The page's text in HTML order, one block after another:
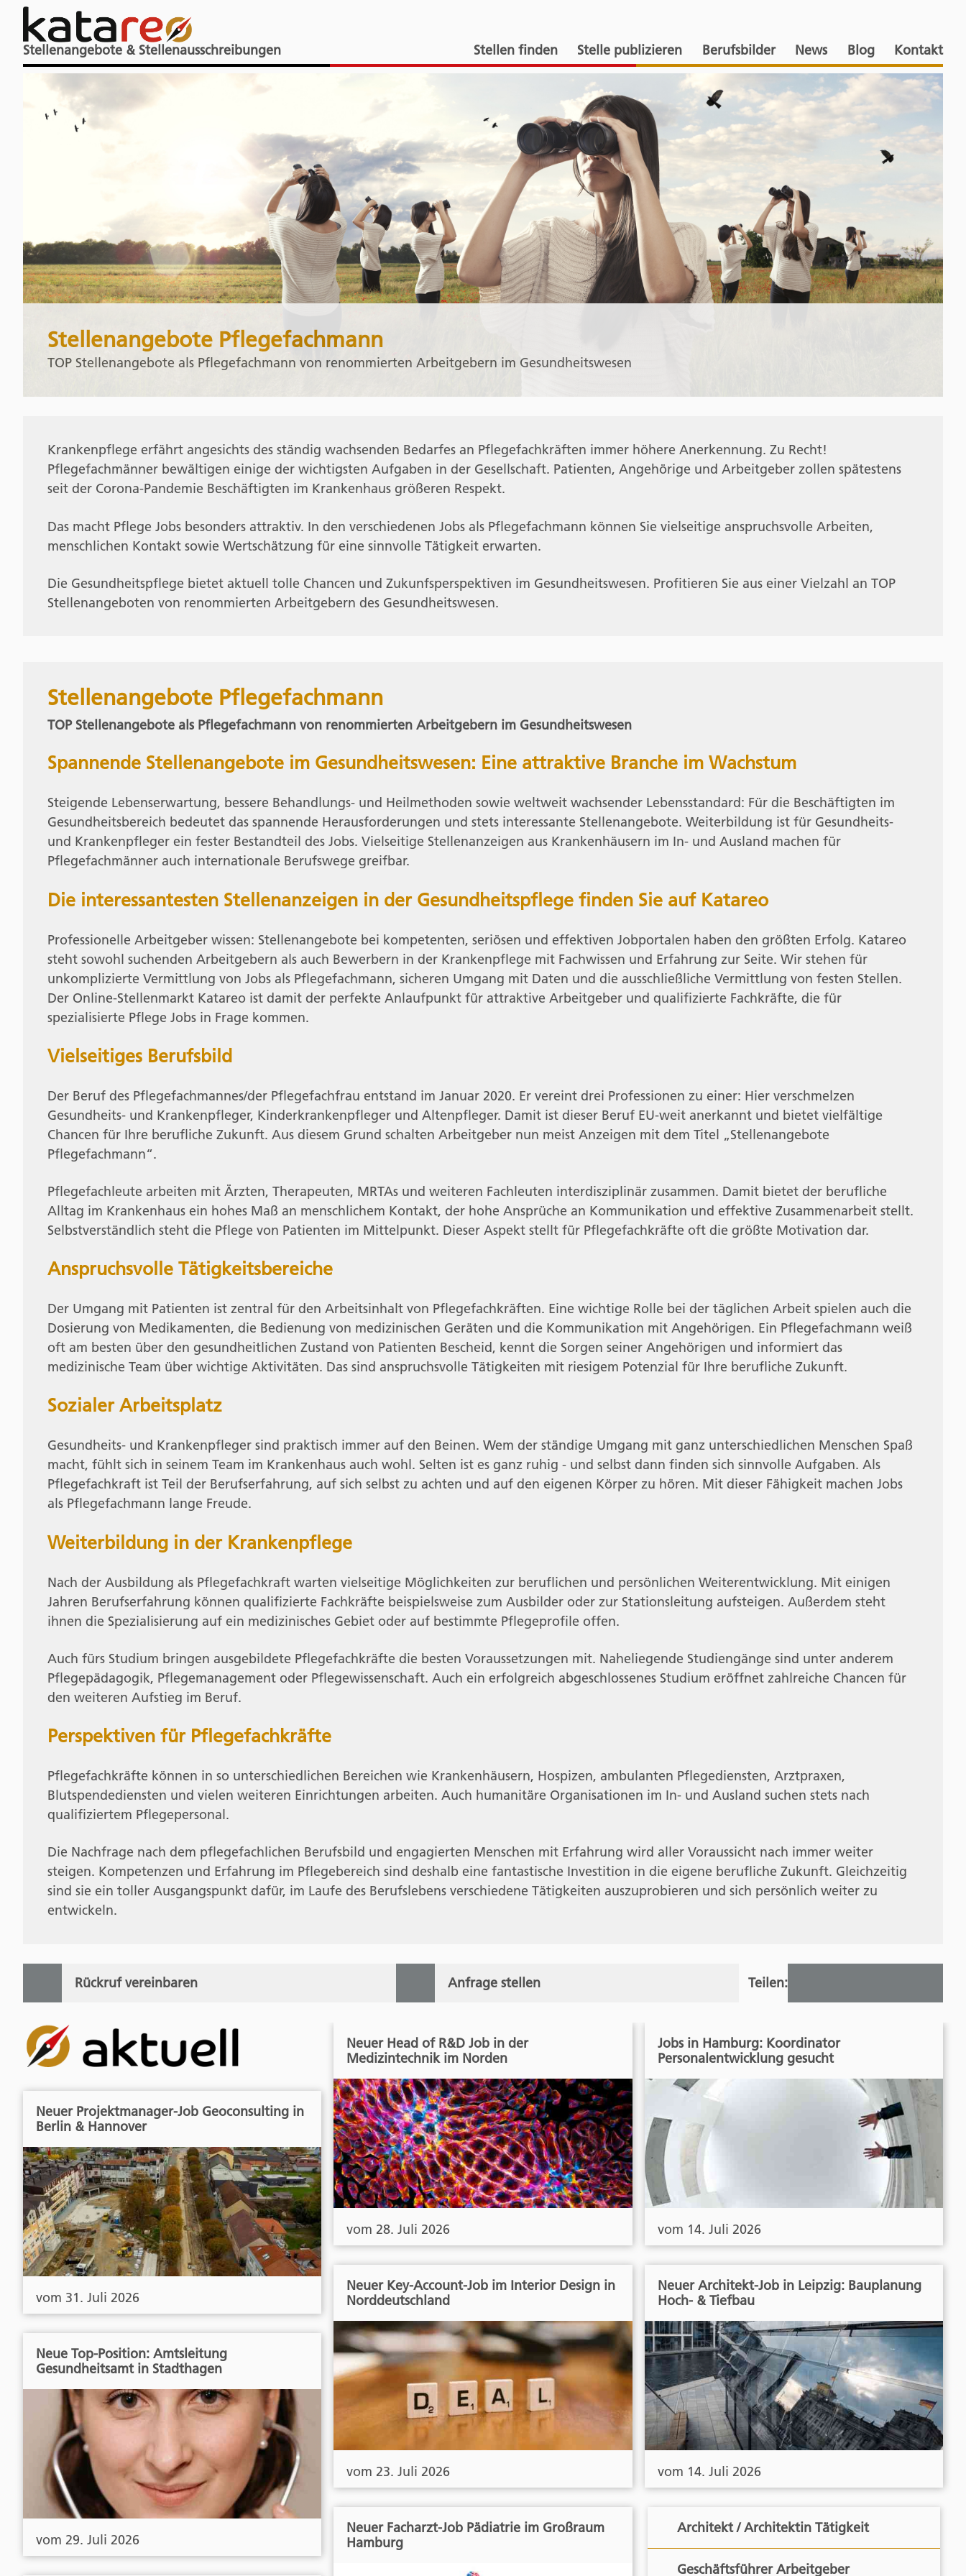
Stellenangebote & Stellenausschreibungen Stellen finden Stelle publizieren Berufsbilder News Blog Kontakt
Stellenangebote Pflegefachmann
TOP Stellenangebote als Pflegefachmann von renommierten Arbeitgebern im Gesundheitswesen
Krankenpflege erfährt angesichts des ständig wachsenden Bedarfes an Pflegefachkräften immer höhere Anerkennung. Zu Recht!
Pflegefachmänner bewältigen einige der wichtigsten Aufgaben in der Gesellschaft. Patienten, Angehörige und Arbeitgeber zollen spätestens
seit der Corona-Pandemie Beschäftigten im Krankenhaus größeren Respekt.
Das macht Pflege Jobs besonders attraktiv. In den verschiedenen Jobs als Pflegefachmann können Sie vielseitige anspruchsvolle Arbeiten,
menschlichen Kontakt sowie Wertschätzung für eine sinnvolle Tätigkeit erwarten.
Die Gesundheitspflege bietet aktuell tolle Chancen und Zukunfsperspektiven im Gesundheitswesen. Profitieren Sie aus einer Vielzahl an TOP
Stellenangeboten von renommierten Arbeitgebern des Gesundheitswesen.
Stellenangebote Pflegefachmann
TOP Stellenangebote als Pflegefachmann von renommierten Arbeitgebern im Gesundheitswesen
Spannende Stellenangebote im Gesundheitswesen: Eine attraktive Branche im Wachstum
Steigende Lebenserwartung, bessere Behandlungs- und Heilmethoden sowie weltweit wachsender Lebensstandard: Für die Beschäftigten im
Gesundheitsbereich bedeutet das spannende Herausforderungen und stets interessante Stellenangebote. Weiterbildung ist für Gesundheits-
und Krankenpfleger ein fester Bestandteil des Jobs. Vielseitige Stellenanzeigen aus Krankenhäusern im In- und Ausland machen für
Pflegefachmänner auch internationale Berufswege greifbar.
Die interessantesten Stellenanzeigen in der Gesundheitspflege finden Sie auf Katareo
Professionelle Arbeitgeber wissen: Stellenangebote bei kompetenten, seriösen und effektiven Jobportalen haben den größten Erfolg. Katareo
steht sowohl suchenden Arbeitgebern als auch Bewerbern in der Krankenpflege mit Fachwissen und Erfahrung zur Seite. Wir stehen für
unkomplizierte Vermittlung von Jobs als Pflegefachmann, sicheren Umgang mit Daten und die ausschließliche Vermittlung von festen Stellen.
Der Online-Stellenmarkt Katareo ist damit der perfekte Anlaufpunkt für attraktive Arbeitgeber und qualifizierte Fachkräfte, die für
spezialisierte Pflege Jobs in Frage kommen.
Vielseitiges Berufsbild
Der Beruf des Pflegefachmannes/der Pflegefachfrau entstand im Januar 2020. Er vereint drei Professionen zu einer: Hier verschmelzen
Gesundheits- und Krankenpfleger, Kinderkrankenpfleger und Altenpfleger. Damit ist dieser Beruf EU-weit anerkannt und bietet vielfältige
Chancen für Ihre berufliche Zukunft. Aus diesem Grund schalten Arbeitgeber nun meist Anzeigen mit dem Titel „Stellenangebote
Pflegefachmann“.
Pflegefachleute arbeiten mit Ärzten, Therapeuten, MRTAs und weiteren Fachleuten interdisziplinär zusammen. Damit bietet der berufliche
Alltag im Krankenhaus ein hohes Maß an menschlichem Kontakt, der hohe Ansprüche an Kommunikation und effektive Zusammenarbeit stellt.
Selbstverständlich steht die Pflege von Patienten im Mittelpunkt. Dieser Aspekt stellt für Pflegefachkräfte oft die größte Motivation dar.
Anspruchsvolle Tätigkeitsbereiche
Der Umgang mit Patienten ist zentral für den Arbeitsinhalt von Pflegefachkräften. Eine wichtige Rolle bei der täglichen Arbeit spielen auch die
Dosierung von Medikamenten, die Bedienung von medizinischen Geräten und die Kommunikation mit Angehörigen. Ein Pflegefachmann weiß
oft am besten über den gesundheitlichen Zustand von Patienten Bescheid, kennt die Sorgen seiner Angehörigen und informiert das
medizinische Team über wichtige Aktivitäten. Das sind anspruchsvolle Tätigkeiten mit riesigem Potenzial für Ihre berufliche Zukunft.
Sozialer Arbeitsplatz
Gesundheits- und Krankenpfleger sind praktisch immer auf den Beinen. Wem der ständige Umgang mit ganz unterschiedlichen Menschen Spaß
macht, fühlt sich in seinem Team im Krankenhaus auch wohl. Selten ist es ganz ruhig - und selbst dann finden sich sinnvolle Aufgaben. Als
Pflegefachkraft ist Teil der Berufserfahrung, auf sich selbst zu achten und auf den eigenen Körper zu hören. Mit dieser Fähigkeit machen Jobs
als Pflegefachmann lange Freude.
Weiterbildung in der Krankenpflege
Nach der Ausbildung als Pflegefachkraft warten vielseitige Möglichkeiten zur beruflichen und persönlichen Weiterentwicklung. Mit einigen
Jahren Berufserfahrung können qualifizierte Fachkräfte beispielsweise zum Ausbilder oder zur Stationsleitung aufsteigen. Außerdem steht
ihnen die Spezialisierung auf ein medizinisches Gebiet oder auf bestimmte Pflegeprofile offen.
Auch fürs Studium bringen ausgebildete Pflegefachkräfte die besten Voraussetzungen mit. Naheliegende Studiengänge sind unter anderem
Pflegepädagogik, Pflegemanagement oder Pflegewissenschaft. Auch ein erfolgreich abgeschlossenes Studium eröffnet zahlreiche Chancen für
den weiteren Aufstieg im Beruf.
Perspektiven für Pflegefachkräfte
Pflegefachkräfte können in so unterschiedlichen Bereichen wie Krankenhäusern, Hospizen, ambulanten Pflegediensten, Arztpraxen,
Blutspendediensten und vielen weiteren Einrichtungen arbeiten. Auch humanitäre Organisationen im In- und Ausland suchen stets nach
qualifiziertem Pflegepersonal.
Die Nachfrage nach dem pflegefachlichen Berufsbild und engagierten Menschen mit Erfahrung wird aller Voraussicht nach immer weiter
steigen. Kompetenzen und Erfahrung im Pflegebereich sind deshalb eine fantastische Investition in die eigene berufliche Zukunft. Gleichzeitig
sind sie ein toller Ausgangspunkt dafür, im Laufe des Berufslebens verschiedene Tätigkeiten auszuprobieren und sich persönlich weiter zu
entwickeln.
Rückruf vereinbaren Anfrage stellen Teilen:
Neuer Projektmanager-Job Geoconsulting in
Berlin & Hannover
vom 31. Juli 2026
Neue Top-Position: Amtsleitung
Gesundheitsamt in Stadthagen
vom 29. Juli 2026
Neuer Head of R&D Job in der
Medizintechnik im Norden
vom 28. Juli 2026
Neuer Key-Account-Job im Interior Design in
Norddeutschland
vom 23. Juli 2026
Neuer Facharzt-Job Pädiatrie im Großraum
Hamburg
Jobs in Hamburg: Koordinator
Personalentwicklung gesucht
vom 14. Juli 2026
Neuer Architekt-Job in Leipzig: Bauplanung
Hoch- & Tiefbau
vom 14. Juli 2026
Architekt / Architektin Tätigkeit
Geschäftsführer Arbeitgeber